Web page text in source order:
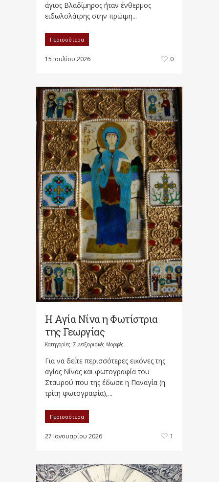
άγιος Βλαδίμηρος ήταν ένθερμος
ειδωλολάτρης στην πρώιμη...
Περισσότερα
15 Ιουλίου 2026 0
Η Αγία Νίνα η Φωτίστρια
της Γεωργίας
Κατηγορίες: Συναξαριακές Μορφές
Για να δείτε περισσότερες εικόνες της
αγίας Νίνας και φωτογραφία του
Σταυρού που της έδωσε η Παναγία (η
τρίτη φωτογραφία),...
Περισσότερα
27 Ιανουαρίου 2026 1